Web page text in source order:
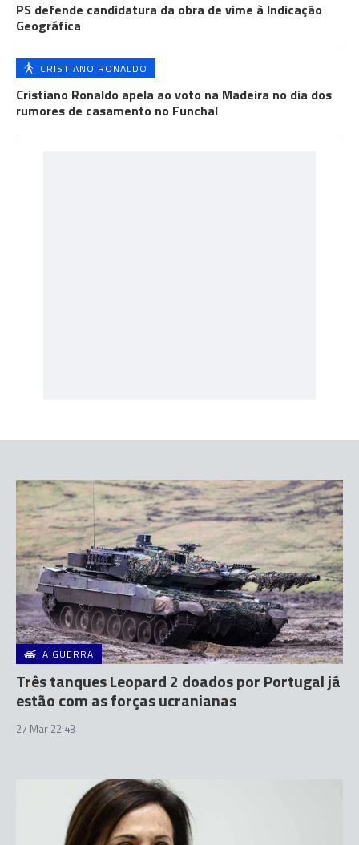
PS defende candidatura da obra de vime à Indicação
Geográfica
CRISTIANO RONALDO
Cristiano Ronaldo apela ao voto na Madeira no dia dos
rumores de casamento no Funchal
A GUERRA
Três tanques Leopard 2 doados por Portugal já
estão com as forças ucranianas
27 Mar 22:43